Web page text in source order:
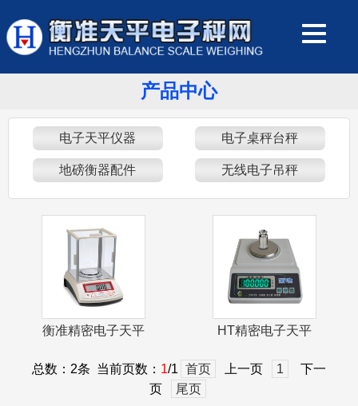
产品中心
电子天平仪器 电子桌秤台秤
地磅衡器配件 无线电子吊秤
衡准精密电子天平
子天平
HT精密电子天平
总数：2条 当前页数： 1/1 首页 上一页 1
下一
页
尾页